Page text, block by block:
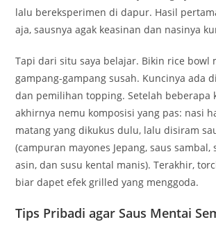
lalu bereksperimen di dapur. Hasil
aja, sausnya agak keasinan dan nasinya
Tapi dari situ saya belajar. Bikin rice bowl
gampang-gampang susah. Kuncinya ada
dan pemilihan topping. Setelah beberapa
akhirnya nemu komposisi yang pas: nasi
matang yang dikukus dulu, lalu disiram
(campuran mayones Jepang, saus sambal,
asin, dan susu kental manis). Terakhir,
biar dapet efek grilled yang menggoda.
Tips Pribadi agar Saus Mentai